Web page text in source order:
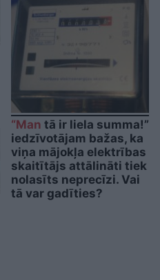
“Man tā ir liela summa!”
iedzīvotājam bažas, ka
viņa mājokļa elektrības
skaitītājs attālināti tiek
nolasīts neprecīzi. Vai
tā var gadīties?